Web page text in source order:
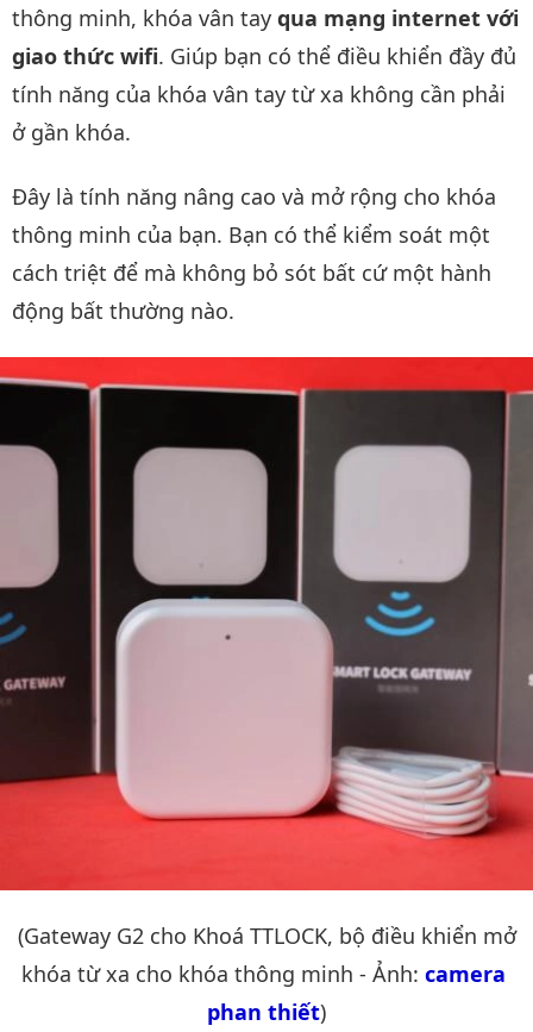
thông minh, khóa vân tay qua mạng internet với
giao thức wifi. Giúp bạn có thể điều khiển đầy đủ
tính năng của khóa vân tay từ xa không cần phải
ở gần khóa.
Đây là tính năng nâng cao và mở rộng cho khóa
thông minh của bạn. Bạn có thể kiểm soát một
cách triệt để mà không bỏ sót bất cứ một hành
động bất thường nào.
(Gateway G2 cho Khoá TTLOCK, bộ điều khiển mở
khóa từ xa cho khóa thông minh - Ảnh: camera
phan thiết)